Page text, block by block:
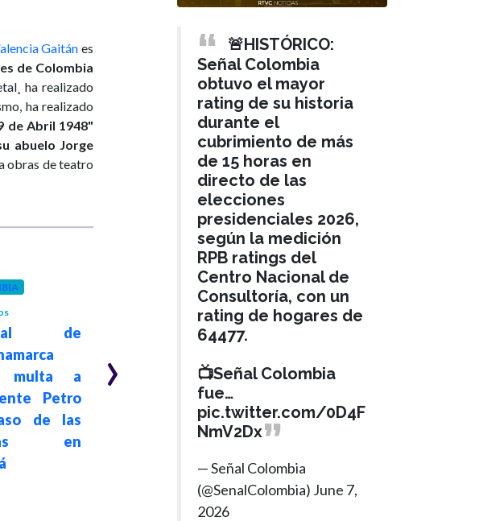
Gaitán es
de Colombia
ha realizado
ha realizado
de Abril 1948"
abuelo Jorge
obras de teatro
de
multa a
Petro
de las
en
COLOMBIA
Hace 2 años
¿Qué se sabe de la
muerte de Carlos
que falleció en
Corferias en el
›
🚨HISTÓRICO:
Señal Colombia
obtuvo el mayor
rating de su historia
durante el
cubrimiento de más
de 15 horas en
directo de las
elecciones
presidenciales 2026,
según la medición
RPB ratings del
Centro Nacional de
Consultoría, con un
rating de hogares de
64477.
📺Señal Colombia
fue…
pic.twitter.com/0D4F
NmV2Dx
— Señal Colombia
(@SenalColombia) June 7,
2026